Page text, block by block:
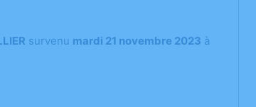
survenu mardi 21 novembre 2023 à